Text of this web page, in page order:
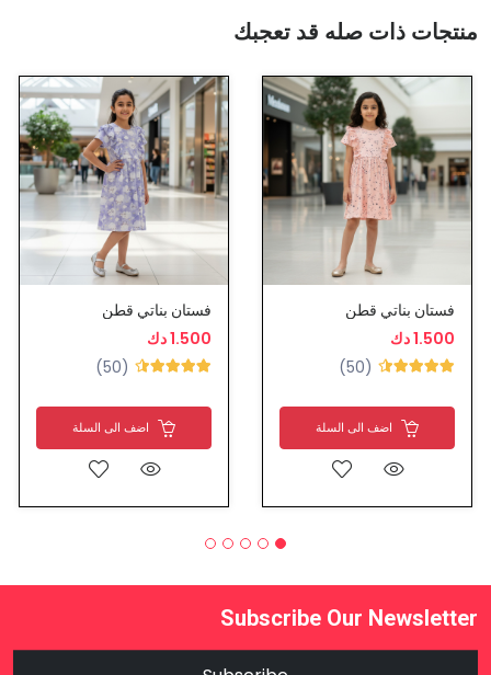
منتجات ذات صله قد تعجبك
فستان بناتي قطن
1.500 دك
(50)
اضف الى السلة
فستان بناتي قطن
1.500 دك
(50)
اضف الى السلة
Subscribe Our Newsletter